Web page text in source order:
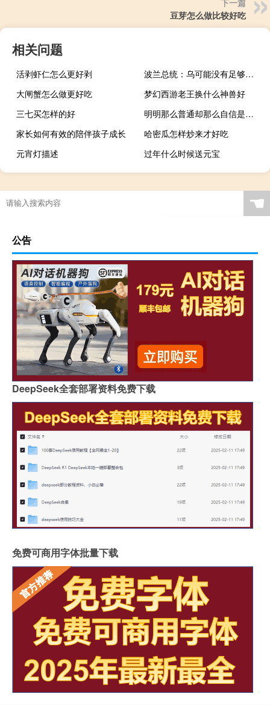
下一篇
豆芽怎么做比较好吃
相关问题
活剥虾仁怎么更好剥
波兰总统：乌可能没有足够武器改变战场力量平衡无法发起决定性反攻
大闸蟹怎么做更好吃
梦幻西游老王换什么神兽好
三七买怎样的好
明明那么普通却那么自信是什么意思什么梗
家长如何有效的陪伴孩子成长
哈密瓜怎样炒来才好吃
元宵灯描述
过年什么时候送元宝
☚
公告
DeepSeek全套部署资料免费下载
免费可商用字体批量下载